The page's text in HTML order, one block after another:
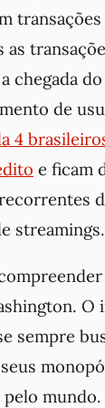
as
chegada
de
4
e ficam
streamings.
O
sempre
mundo.